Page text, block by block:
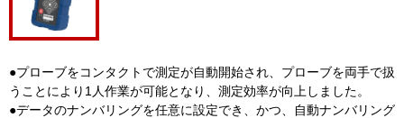
●プローブをコンタクトで測定が自動開始され、プローブを両手で扱
うことにより1人作業が可能となり、測定効率が向上しました。
●データのナンバリングを任意に設定でき、かつ、自動ナンバリング